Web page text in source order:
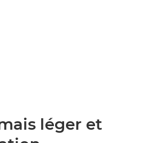
léger et